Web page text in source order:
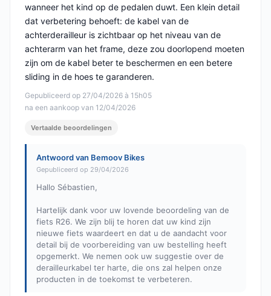
Gepubliceerd op 27/04/2026 à 15h05
na een aankoop van 12/04/2026
wanneer het kind op de pedalen duwt. Een klein detail
dat verbetering behoeft: de kabel van de
achterderailleur is zichtbaar op het niveau van de
achterarm van het frame, deze zou doorlopend moeten
zijn om de kabel beter te beschermen en een betere
sliding in de hoes te garanderen.
Vertaalde beoordelingen
Antwoord van Bemoov Bikes
Gepubliceerd op 29/04/2026
Hallo Sébastien,
Hartelijk dank voor uw lovende beoordeling van de
fiets R26. We zijn blij te horen dat uw kind zijn
nieuwe fiets waardeert en dat u de aandacht voor
detail bij de voorbereiding van uw bestelling heeft
opgemerkt. We nemen ook uw suggestie over de
derailleurkabel ter harte, die ons zal helpen onze
producten in de toekomst te verbeteren.